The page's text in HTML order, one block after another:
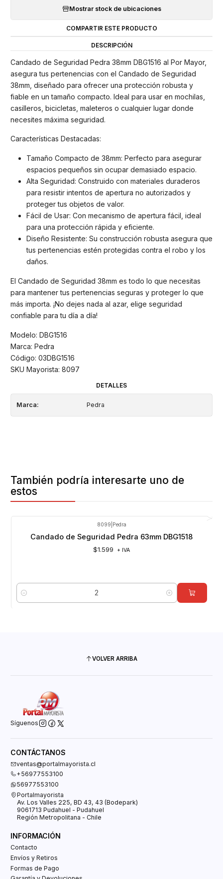
Mostrar stock de ubicaciones
COMPARTIR ESTE PRODUCTO
DESCRIPCIÓN
Candado de Seguridad Pedra 38mm DBG1516 al Por Mayor,
asegura tus pertenencias con el Candado de Seguridad
38mm, diseñado para ofrecer una protección robusta y
fiable en un tamaño compacto. Ideal para usar en mochilas,
casilleros, bicicletas, maleteros o cualquier lugar donde
necesites máxima seguridad.
Características Destacadas:
Tamaño Compacto de 38mm: Perfecto para asegurar
espacios pequeños sin ocupar demasiado espacio.
Alta Seguridad: Construido con materiales duraderos
para resistir intentos de apertura no autorizados y
proteger tus objetos de valor.
Fácil de Usar: Con mecanismo de apertura fácil, ideal
para una protección rápida y eficiente.
Diseño Resistente: Su construcción robusta asegura que
tus pertenencias estén protegidas contra el robo y los
daños.
El Candado de Seguridad 38mm es todo lo que necesitas
para mantener tus pertenencias seguras y proteger lo que
más importa. ¡No dejes nada al azar, elige seguridad
confiable para tu día a día!
Modelo: DBG1516
Marca: Pedra
Código: 03DBG1516
SKU Mayorista: 8097
DETALLES
Marca: Pedra
También podría interesarte uno de
estos
8099 Pedra
Candado de Seguridad Pedra 63mm DBG1518
$1.599 + IVA
Cantidad
VOLVER ARRIBA
Síguenos
CONTÁCTANOS
ventas@portalmayorista.cl
+56977553100
56977553100
Portalmayorista
Av. Los Valles 225, BD 43, 43 (Bodepark)
9061713 Pudahuel - Pudahuel
Región Metropolitana - Chile
INFORMACIÓN
Contacto
Envíos y Retiros
Formas de Pago